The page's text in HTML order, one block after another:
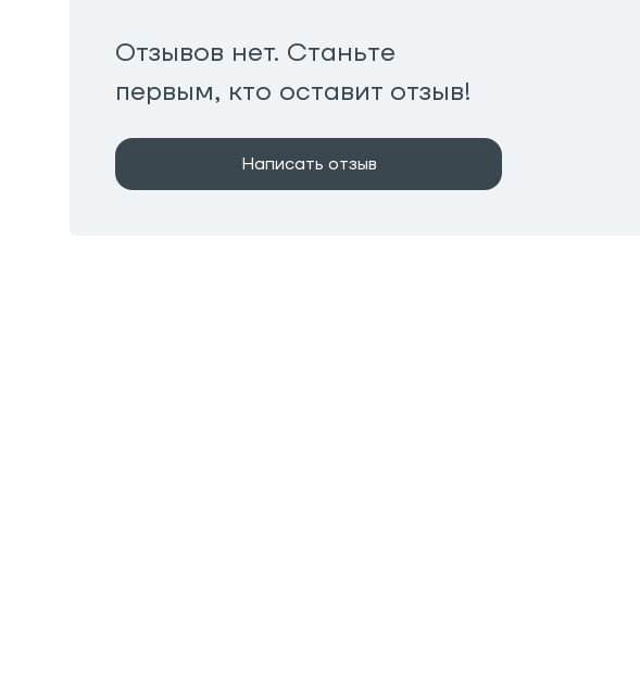
Отзывов нет. Станьте
первым, кто оставит отзыв!
Написать отзыв